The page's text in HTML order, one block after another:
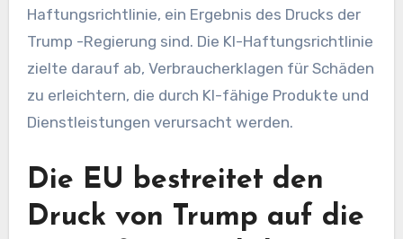
Haftungsrichtlinie, ein Ergebnis des Drucks der
Trump -Regierung sind. Die KI-Haftungsrichtlinie
zielte darauf ab, Verbraucherklagen für Schäden
zu erleichtern, die durch KI-fähige Produkte und
Dienstleistungen verursacht werden.
Die EU bestreitet den
Druck von Trump auf die